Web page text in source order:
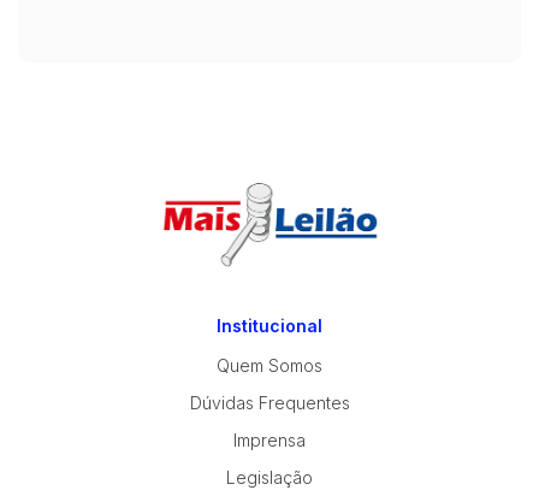
Institucional
Quem Somos
Dúvidas Frequentes
Imprensa
Legislação